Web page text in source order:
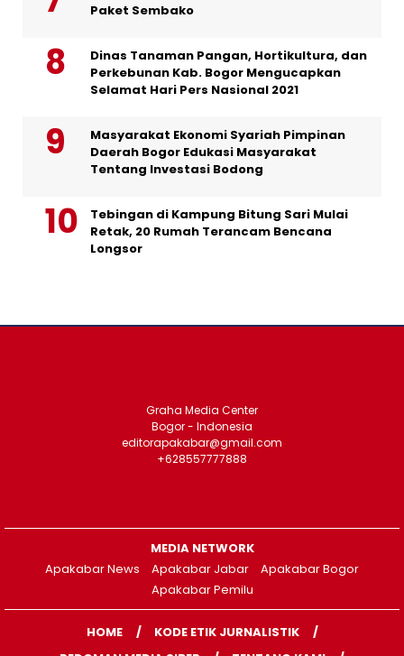
Paket Sembako
Dinas Tanaman Pangan, Hortikultura, dan
Perkebunan Kab. Bogor Mengucapkan
Selamat Hari Pers Nasional 2021
Masyarakat Ekonomi Syariah Pimpinan
Daerah Bogor Edukasi Masyarakat
Tentang Investasi Bodong
Tebingan di Kampung Bitung Sari Mulai
Retak, 20 Rumah Terancam Bencana
Longsor
Graha Media Center
Bogor - Indonesia
editorapakabar@gmail.com
+628557777888
MEDIA NETWORK
Apakabar News
Apakabar Jabar
Apakabar Bogor
Apakabar Pemilu
HOME
KODE ETIK JURNALISTIK